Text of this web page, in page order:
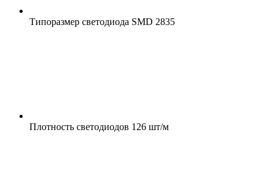
Типоразмер светодиода SMD 2835
Плотность светодиодов 126 шт/м